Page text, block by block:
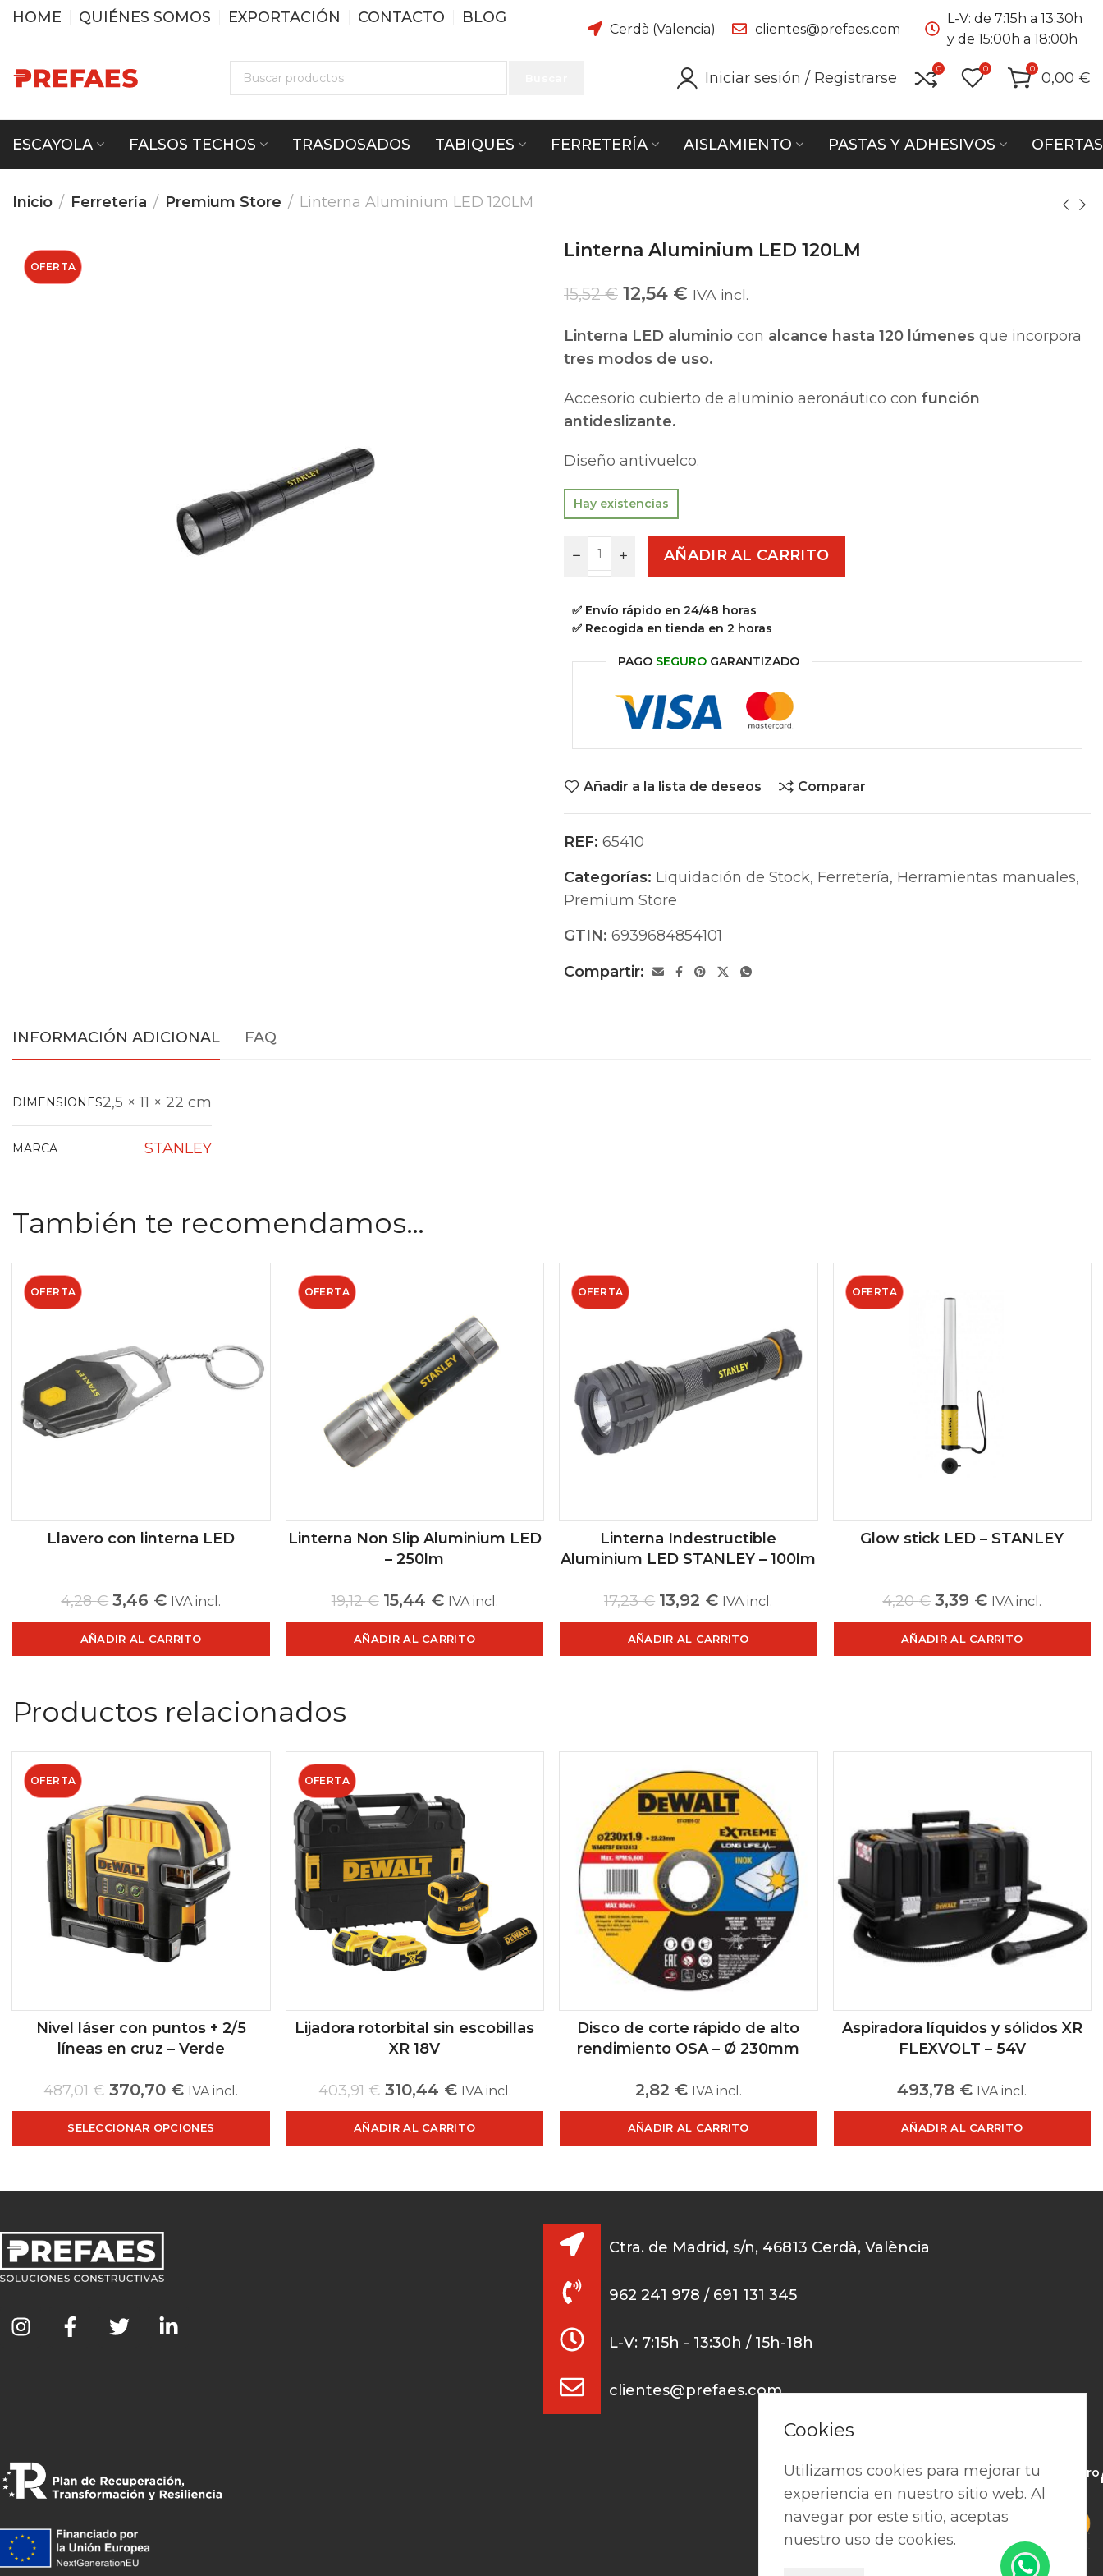
HOME QUIÉNES SOMOS EXPORTACIÓN CONTACTO BLOG
Cerdà (Valencia) clientes@prefaes.com
L-V: de 7:15h a 13:30h
y de 15:00h a 18:00h
Iniciar sesión / Registrarse
0 0 0
0,00 €
ESCAYOLA FALSOS TECHOS TRASDOSADOS TABIQUES FERRETERÍA AISLAMIENTO PASTAS Y ADHESIVOS OFERTAS
Inicio Ferretería Premium Store Linterna Aluminium LED 120LM
OFERTA
Linterna Aluminium LED 120LM
15,52€ 12,54 € IVA incl.
Linterna LED aluminio con alcance hasta 120 lúmenes que incorpora
tres modos de uso.
Accesorio cubierto de aluminio aeronáutico con función
antideslizante.
Diseño antivuelco.
Hay existencias
AÑADIR AL CARRITO
✅ Envío rápido en 24/48 horas
✅ Recogida en tienda en 2 horas
PAGO SEGURO GARANTIZADO
Añadir a la lista de deseos Comparar
REF: 65410
Categorías: Liquidación de Stock, Ferretería, Herramientas manuales,
Premium Store
GTIN: 6939684854101
Compartir:
INFORMACIÓN ADICIONAL FAQ
DIMENSIONES2,5 × 11 × 22 cm
MARCA STANLEY
También te recomendamos…
OFERTA
Llavero con linterna LED
4,28€ 3,46 € IVA incl.
AÑADIR AL CARRITO
OFERTA
Linterna Non Slip Aluminium LED
– 250lm
19,12€ 15,44 € IVA incl.
AÑADIR AL CARRITO
OFERTA
Linterna Indestructible
Aluminium LED STANLEY – 100lm
17,23€ 13,92 € IVA incl.
AÑADIR AL CARRITO
OFERTA
Glow stick LED – STANLEY
4,20€ 3,39 € IVA incl.
AÑADIR AL CARRITO
Productos relacionados
OFERTA
Nivel láser con puntos + 2/5
líneas en cruz – Verde
487,01€ 370,70 € IVA incl.
SELECCIONAR OPCIONES
OFERTA
Lijadora rotorbital sin escobillas
XR 18V
403,91€ 310,44 € IVA incl.
AÑADIR AL CARRITO
Disco de corte rápido de alto
rendimiento OSA – Ø 230mm
2,82 € IVA incl.
AÑADIR AL CARRITO
Aspiradora líquidos y sólidos XR
FLEXVOLT – 54V
493,78 € IVA incl.
AÑADIR AL CARRITO
Ctra. de Madrid, s/n, 46813 Cerdà, València
962 241 978 / 691 131 345
L-V: 7:15h - 13:30h / 15h-18h
clientes@prefaes.com
Pago seguro
Cookies
Utilizamos cookies para mejorar tu
experiencia en nuestro sitio web. Al
navegar por este sitio, aceptas
nuestro uso de cookies.